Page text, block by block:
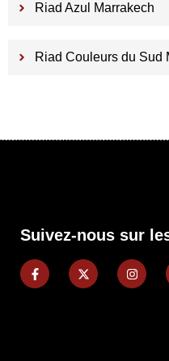
Riad Azul Marrakech
Riad Couleurs du Sud
Suivez-nous sur